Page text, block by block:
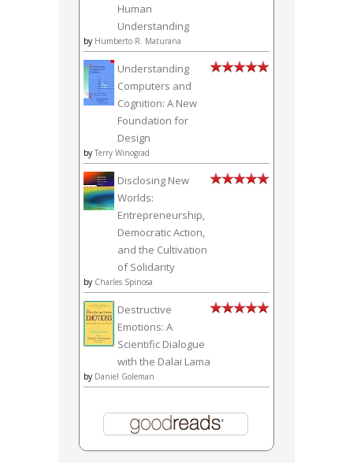
Human
Understanding
by Humberto R. Maturana
Understanding
Computers and
Cognition: A New
Foundation for
Design
by Terry Winograd
Disclosing New
Worlds:
Entrepreneurship,
Democratic Action,
and the Cultivation
of Solidarity
by Charles Spinosa
Destructive
Emotions: A
Scientific Dialogue
with the Dalai Lama
by Daniel Goleman